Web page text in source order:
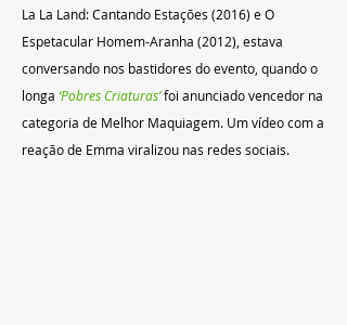
La La Land: Cantando Estações (2016) e O
Espetacular Homem-Aranha (2012), estava
conversando nos bastidores do evento, quando o
longa ‘Pobres Criaturas’ foi anunciado vencedor na
categoria de Melhor Maquiagem. Um vídeo com a
reação de Emma viralizou nas redes sociais.